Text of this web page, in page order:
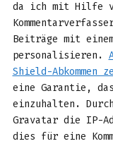
da ich mit Hilfe
Beiträge mit
personalisieren.
Shield-
eine Garantie,
einzuhalten.
Gravatar die IP-
dies für eine